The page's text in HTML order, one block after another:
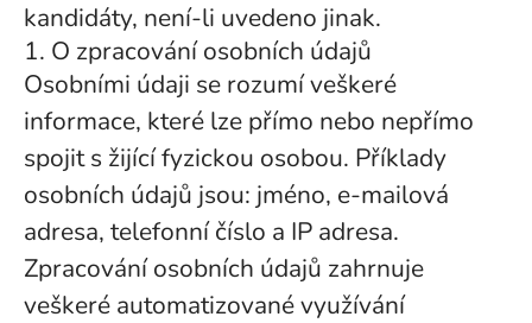
kandidáty, není-li uvedeno jinak.
1. O zpracování osobních údajů
Osobními údaji se rozumí veškeré
informace, které lze přímo nebo nepřímo
spojit s žijící fyzickou osobou. Příklady
osobních údajů jsou: jméno, e-mailová
adresa, telefonní číslo a IP adresa.
Zpracování osobních údajů zahrnuje
veškeré automatizované využívání